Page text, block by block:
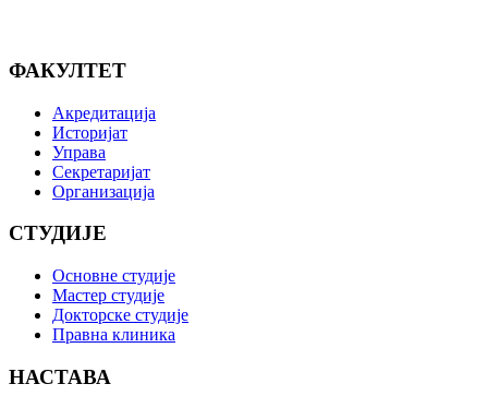
ФАКУЛТЕТ
Акредитација
Историјат
Управа
Секретаријат
Организација
СТУДИЈЕ
Основне студије
Мастер студије
Докторске студије
Правна клиника
НАСТАВА